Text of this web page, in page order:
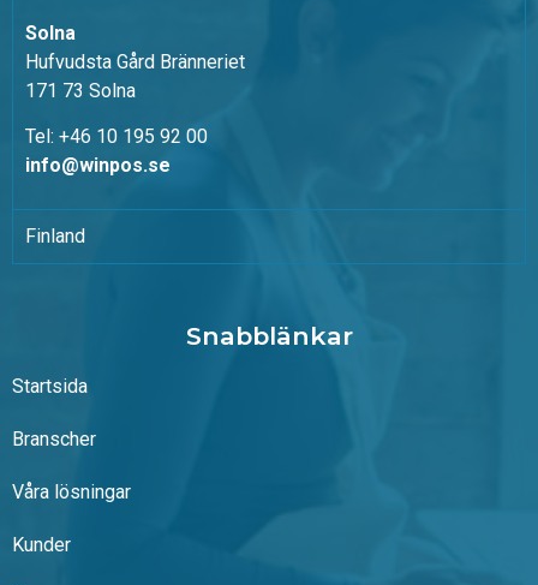
Solna
Hufvudsta Gård Bränneriet
171 73 Solna
Tel: +46 10 195 92 00
info@winpos.se
Finland
Snabblänkar
Startsida
Branscher
Våra lösningar
Kunder